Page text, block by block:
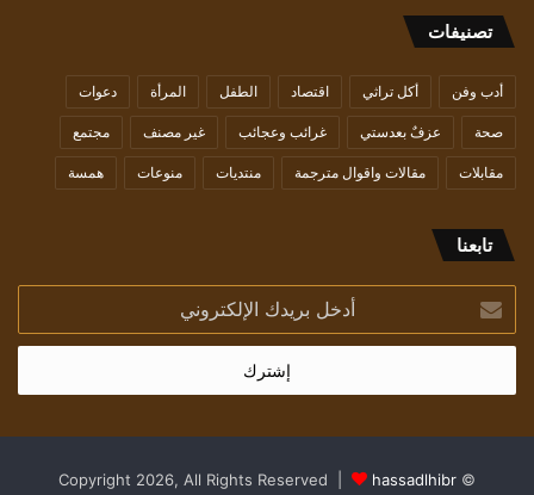
تصنيفات
أدب وفن أكل تراثي اقتصاد الطفل المرأة دعوات
صحة عزفٌ بعدستي غرائب وعجائب غير مصنف مجتمع
مقابلات مقالات واقوال مترجمة منتديات منوعات همسة
تابعنا
بريدك
الإلكتروني
© Copyright 2026, All Rights Reserved |
hassadlhibr